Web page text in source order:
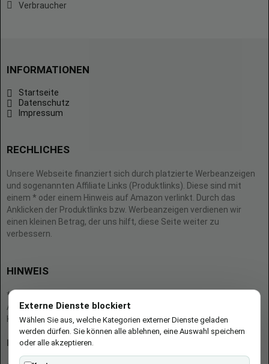
Verbraucher
INFORMATIONEN
Startseite
Datenschutz
Impressum
RECHLICHES
Unsere Webseite finanziert sich durch platzierte Werbeanzeigen
und sogenannten Affiliate Links (Produktlinks). Diese sind mit
einem * oder einem Hinweis auf Amazon verlinkt. Durch das
Anklicken der Produktlinks bzw. Werbeanzeigen verdienen wir
einen kleinen Betrag, der uns hilft, diese Seite weiter zu
verbessern.
HINWEIS
* = Afilliate-Link (=Werbung)
Als Amazon-Partner verdient der Seitenbetreiber an qualifizierten
Käufen.
Hinweis zu Preisen und Verfügbarkeiten
Externe Dienste blockiert
Wählen Sie aus, welche Kategorien externer Dienste geladen
werden dürfen. Sie können alle ablehnen, eine Auswahl speichern
oder alle akzeptieren.